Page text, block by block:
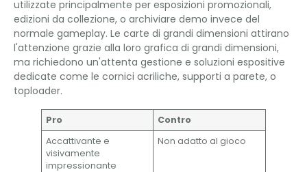
utilizzate principalmente per esposizioni promozionali,
edizioni da collezione, o archiviare demo invece del
normale gameplay. Le carte di grandi dimensioni attirano
l'attenzione grazie alla loro grafica di grandi dimensioni,
ma richiedono un'attenta gestione e soluzioni espositive
dedicate come le cornici acriliche, supporti a parete, o
toploader.
Pro
Contro
Accattivante e
visivamente
impressionante
Non adatto al gioco